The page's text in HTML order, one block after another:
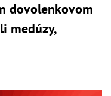
dovolenkovom
medúzy,